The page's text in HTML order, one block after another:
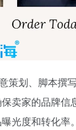
策划、脚本撰
卖家的品牌信
光度和转化率。